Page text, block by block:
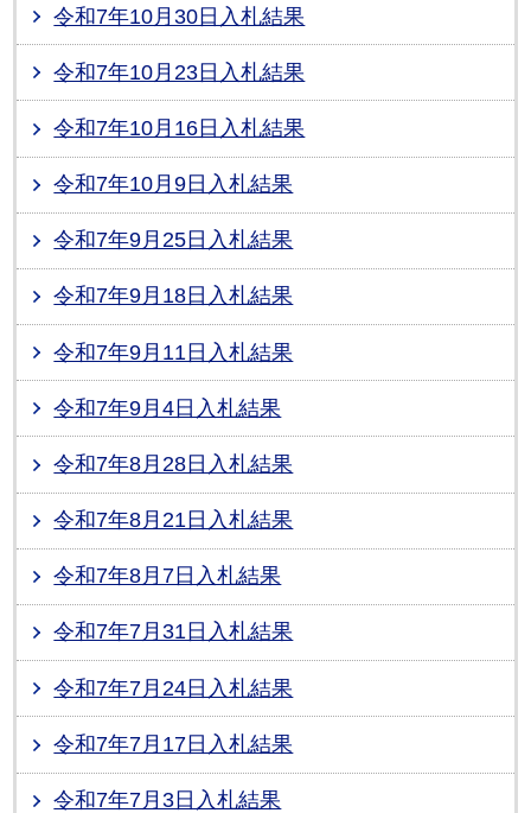
令和7年10月30日入札結果
令和7年10月23日入札結果
令和7年10月16日入札結果
令和7年10月9日入札結果
令和7年9月25日入札結果
令和7年9月18日入札結果
令和7年9月11日入札結果
令和7年9月4日入札結果
令和7年8月28日入札結果
令和7年8月21日入札結果
令和7年8月7日入札結果
令和7年7月31日入札結果
令和7年7月24日入札結果
令和7年7月17日入札結果
令和7年7月3日入札結果